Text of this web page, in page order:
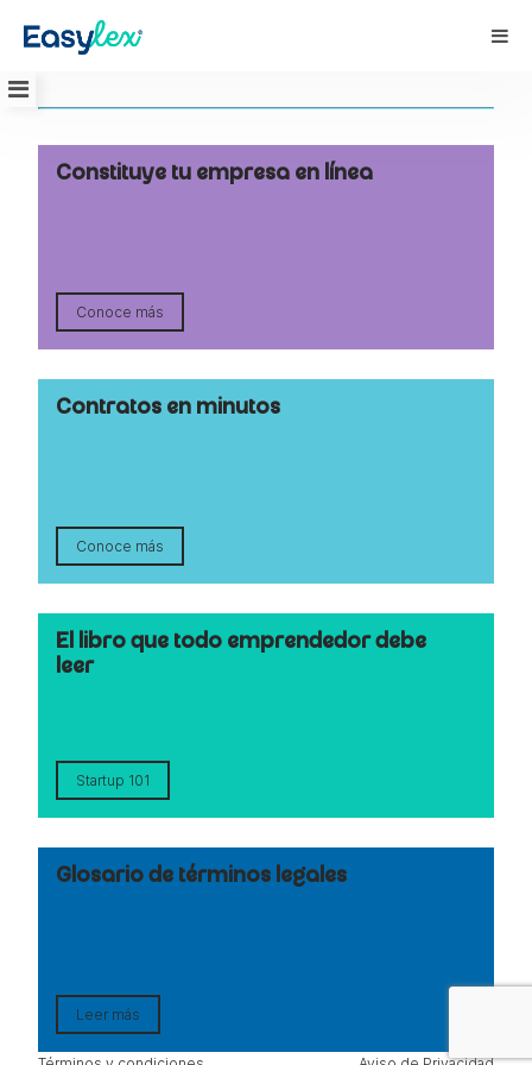
Constituye tu empresa en línea
Conoce más
Contratos en minutos
Conoce más
El libro que todo emprendedor debe
leer
Startup 101
Glosario de términos legales
Leer más